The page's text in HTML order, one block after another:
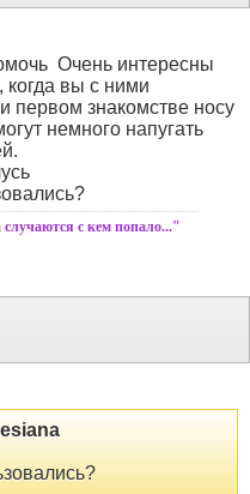
Очень интересны
вы с ними
первом знакомстве носу
немного напугать
с кем попало..."